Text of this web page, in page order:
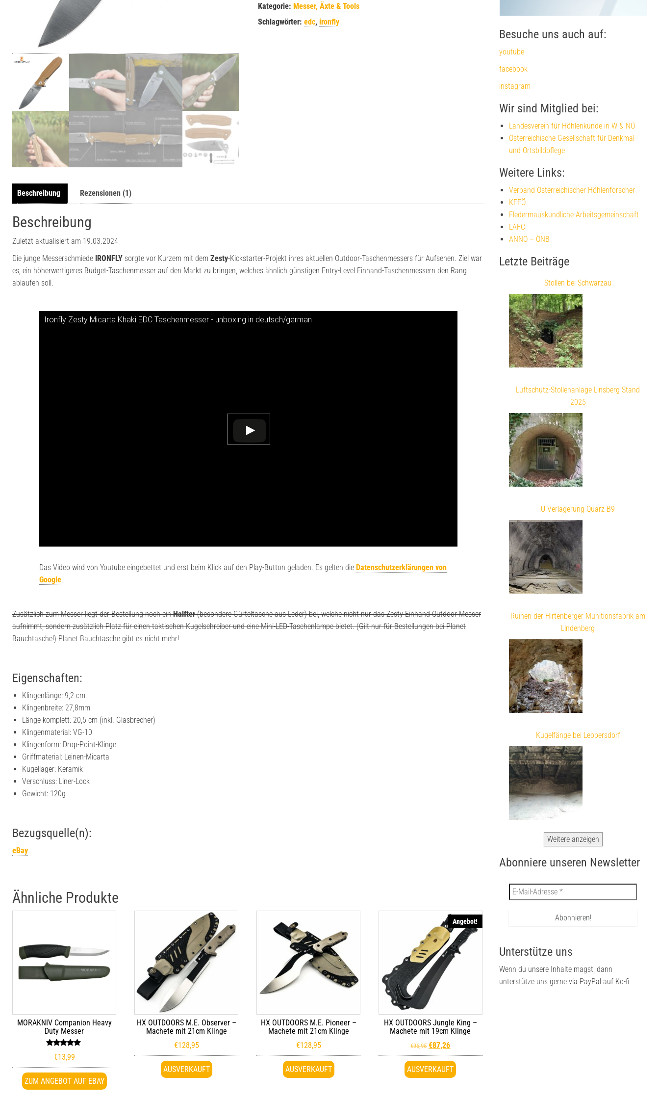
Kategorie: Messer, Äxte & Tools
Schlagwörter: edc, ironfly
Beschreibung Rezensionen (1)
Beschreibung
Zuletzt aktualisiert am 19.03.2024
Die junge Messerschmiede IRONFLY sorgte vor Kurzem mit dem Zesty-Kickstarter-Projekt ihres aktuellen Outdoor-Taschenmessers für Aufsehen. Ziel war
es, ein höherwertigeres Budget-Taschenmesser auf den Markt zu bringen, welches ähnlich günstigen Entry-Level Einhand-Taschenmessern den Rang
ablaufen soll.
Ironfly Zesty Micarta Khaki EDC Taschenmesser - unboxing in deutsch/german
Das Video wird von Youtube eingebettet und erst beim Klick auf den Play-Button geladen. Es gelten die Datenschutzerklärungen von
Google.
Zusätzlich zum Messer liegt der Bestellung noch einHalfter(besondere Gürteltasche aus Leder) bei, welche nicht nur das Zesty Einhand-Outdoor-Messer
aufnimmt, sondern zusätzlich Platz für einen taktischen Kugelschreiber und eine Mini-LED-Taschenlampe bietet. (Gilt nur für Bestellungen bei Planet
Bauchtasche!) Planet Bauchtasche gibt es nicht mehr!
Eigenschaften:
Klingenlänge: 9,2 cm
Klingenbreite: 27,8mm
Länge komplett: 20,5 cm (inkl. Glasbrecher)
Klingenmaterial: VG-10
Klingenform: Drop-Point-Klinge
Griffmaterial: Leinen-Micarta
Kugellager: Keramik
Verschluss: Liner-Lock
Gewicht: 120g
Bezugsquelle(n):
eBay
Ähnliche Produkte
MORAKNIV Companion Heavy
Duty Messer
Bewertet
mit
von 5
€13,99
ZUM ANGEBOT AUF EBAY
HX OUTDOORS M.E. Observer –
Machete mit 21cm Klinge
€128,95
AUSVERKAUFT
HX OUTDOORS M.E. Pioneer –
Machete mit 21cm Klinge
€128,95
AUSVERKAUFT
Angebot!
HX OUTDOORS Jungle King –
Machete mit 19cm Klinge
€96,95 €87,26
AUSVERKAUFT
Besuche uns auch auf:
youtube
facebook
instagram
Wir sind Mitglied bei:
Landesverein für Höhlenkunde in W & NÖ
Österreichische Gesellschaft für Denkmal-
und Ortsbildpflege
Weitere Links:
Verband Österreichischer Höhlenforscher
KFFÖ
Fledermauskundliche Arbeitsgemeinschaft
LAFC
ANNO – ÖNB
Letzte Beiträge
Stollen bei Schwarzau
Luftschutz-Stollenanlage Linsberg Stand
2025
U-Verlagerung Quarz B9
Ruinen der Hirtenberger Munitionsfabrik am
Lindenberg
Kugelfänge bei Leobersdorf
Weitere anzeigen
Abonniere unseren Newsletter
Unterstütze uns
Wenn du unsere Inhalte magst, dann
unterstütze uns gerne via PayPal auf Ko-fi